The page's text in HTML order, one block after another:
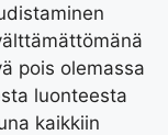
pois olemassa
luonteesta
kaikkiin